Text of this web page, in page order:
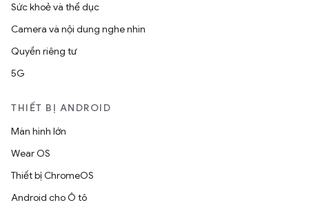
Sức khoẻ và thể dục
Camera và nội dung nghe nhìn
Quyền riêng tư
5G
THIẾT BỊ ANDROID
Màn hình lớn
Wear OS
Thiết bị ChromeOS
Android cho Ô tô